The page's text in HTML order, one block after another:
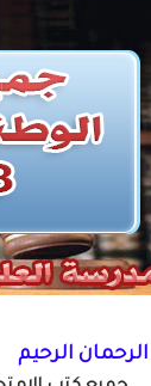
حقوق المؤلف
حماية الأشخاص
التبادل
مسلك العلوم
الرحيم